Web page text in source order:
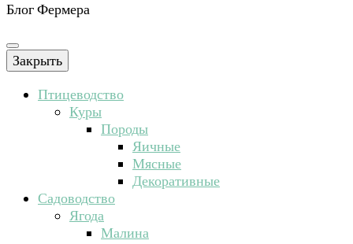
Блог Фермера
Закрыть
Птицеводство
Куры
Породы
Яичные
Мясные
Декоративные
Садоводство
Ягода
Малина